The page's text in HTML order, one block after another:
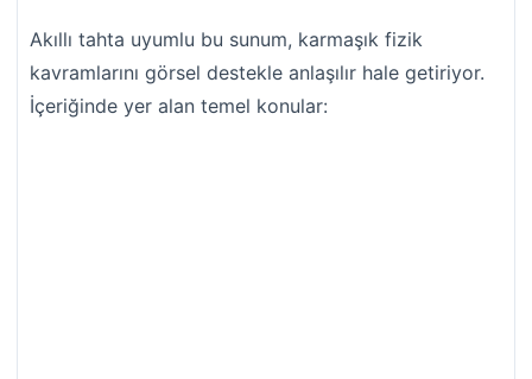
Akıllı tahta uyumlu bu sunum, karmaşık fizik
kavramlarını görsel destekle anlaşılır hale getiriyor.
İçeriğinde yer alan temel konular: